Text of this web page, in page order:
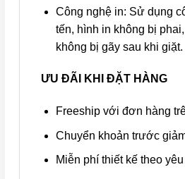
Công nghệ in: Sử dụng
tến, hình in không bị
không bị gãy sau khi giặt.
ƯU ĐÃI KHI ĐẶT HÀNG
Freeship với đơn hàng
Chuyển khoản trước
Miễn phí thiết kế theo